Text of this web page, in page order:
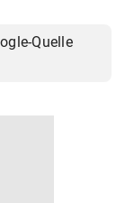
Quelle